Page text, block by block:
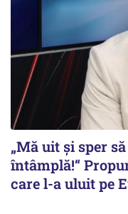
„Mă uit și sper
întâmplă!“
care l-a uluit pe